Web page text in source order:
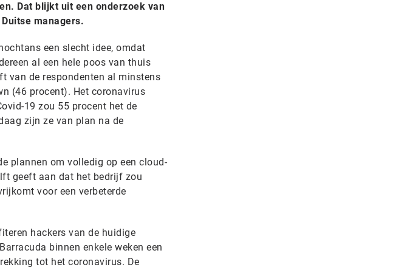
Dat blijkt uit een onderzoek van
managers.
een slecht idee, omdat
al een hele poos van thuis
van de respondenten al minstens
(46 procent). Het coronavirus
19 zou 55 procent het de
zijn ze van plan na de
plannen om volledig op een cloud-
geeft aan dat het bedrijf zou
voor een verbeterde
hackers van de huidige
binnen enkele weken een
tot het coronavirus. De